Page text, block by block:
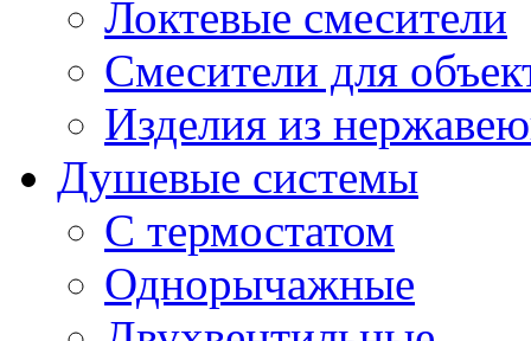
Локтевые смесители
Смесители для
Изделия из
Душевые системы
С термостатом
Однорычажные